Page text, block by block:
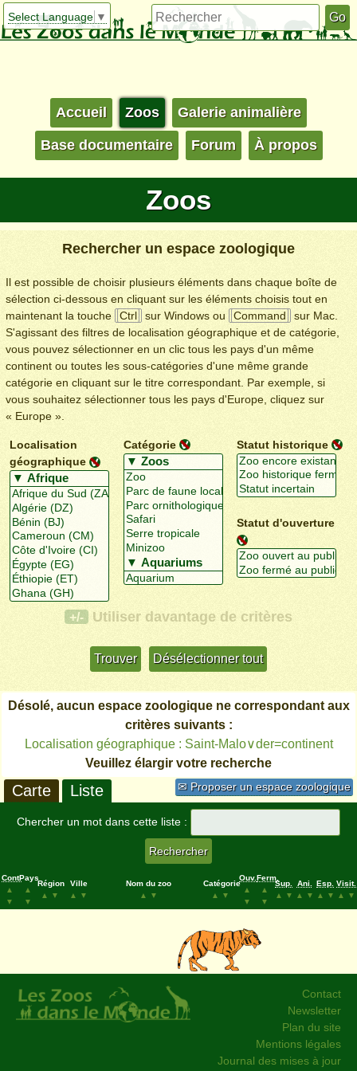
Select Language ▼
Accueil Zoos Galerie animalière
Base documentaire Forum À propos
Zoos
Rechercher un espace zoologique
Il est possible de choisir plusieurs éléments dans chaque boîte de
sélection ci-dessous en cliquant sur les éléments choisis tout en
maintenant la touche
Ctrl sur Windows ou Command
sur Mac.
S'agissant des filtres de localisation géographique et de catégorie,
vous pouvez sélectionner en un clic tous les pays d'un même
continent ou toutes les sous-catégories d'une même grande
catégorie en cliquant sur le titre correspondant. Par exemple, si
vous souhaitez sélectionner tous les pays d'Europe, cliquez sur
« Europe ».
Localisation
géographique
Catégorie Statut historique
Statut d'ouverture
+/- Utiliser davantage de critères
Désolé, aucun espace zoologique ne correspondant aux
critères suivants :
Localisation géographique : Saint-Malo∨der=continent
Veuillez élargir votre recherche
✉ Proposer un espace zoologique
Carte Liste
Chercher un mot dans cette liste :
Cont.
▲
▼
Pays
▲
▼
Région
▲
▼
Ville
▲
▼
Nom du zoo
▲
▼
Catégorie
▲
▼
Ouv.
▲
▼
Ferm.
▲
▼
Sup.
▲
▼
Ani.
▲
▼
Esp.
▲
▼
Visit.
▲
▼
Contact
Newsletter
Plan du site
Mentions légales
Journal des mises à jour